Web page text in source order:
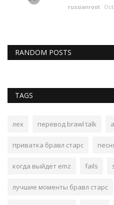
russianroot
RANDOM POSTS
TAGS
лех перевод brawl talk
приватка бравл старс
когда выйдет emz fails
лучшие моменты бравл старс